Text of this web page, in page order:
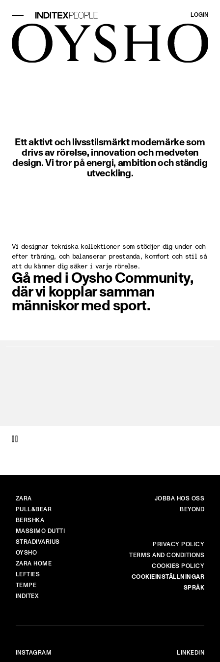
LOGIN
Ett aktivt och livsstilsmärkt modemärke som
drivs av rörelse, innovation och medveten
design. Vi tror på energi, ambition och ständig
utveckling.
Vi designar tekniska kollektioner som stödjer dig under och
efter träning, och balanserar prestanda, komfort och stil så
att du känner dig säker i varje rörelse.
Gå med i Oysho Community,
där vi kopplar samman
människor med sport.
VARUMÄRKEN
ZARA
PULL&BEAR
BERSHKA
MASSIMO DUTTI
STRADIVARIUS
OYSHO
ZARA HOME
LEFTIES
TEMPE
INDITEX
HUVUD
JOBBA HOS OSS
BEYOND
PRIVACY POLICY
TERMS AND CONDITIONS
COOKIES POLICY
COOKIEINSTÄLLNINGAR
SPRÅK
INSTAGRAM LINKEDIN